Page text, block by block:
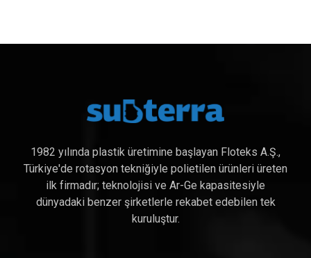
1982 yılında plastik üretimine başlayan Floteks A.Ş.,
Türkiye'de rotasyon tekniğiyle polietilen ürünleri üreten
ilk firmadır; teknolojisi ve Ar-Ge kapasitesiyle
dünyadaki benzer şirketlerle rekabet edebilen tek
kuruluştur.